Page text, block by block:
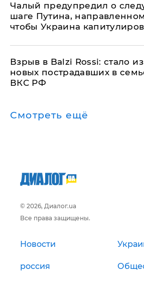
Чалый предупредил о
шаге Путина,
чтобы Украина
Взрыв в Balzi Rossi: стало
новых пострадавших в
ВКС РФ
Смотреть ещё
© 2026, Диалог.ua
Все права защищены.
Новости
россия